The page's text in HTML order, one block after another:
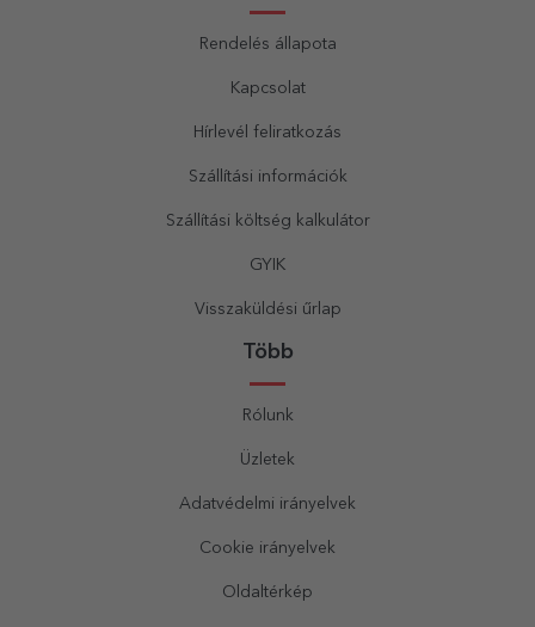
Rendelés állapota
Kapcsolat
Hírlevél feliratkozás
Szállítási információk
Szállítási költség kalkulátor
GYIK
Visszaküldési űrlap
Több
Rólunk
Üzletek
Adatvédelmi irányelvek
Cookie irányelvek
Oldaltérkép